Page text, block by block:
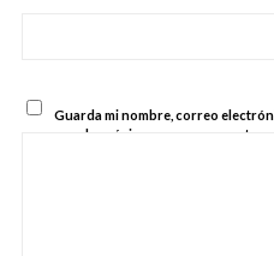
Guarda mi nombre, correo
para la próxima vez que comente.